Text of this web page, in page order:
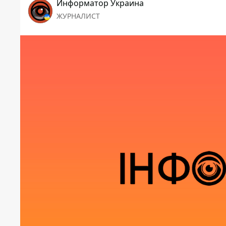
Информатор Украина
ЖУРНАЛИСТ